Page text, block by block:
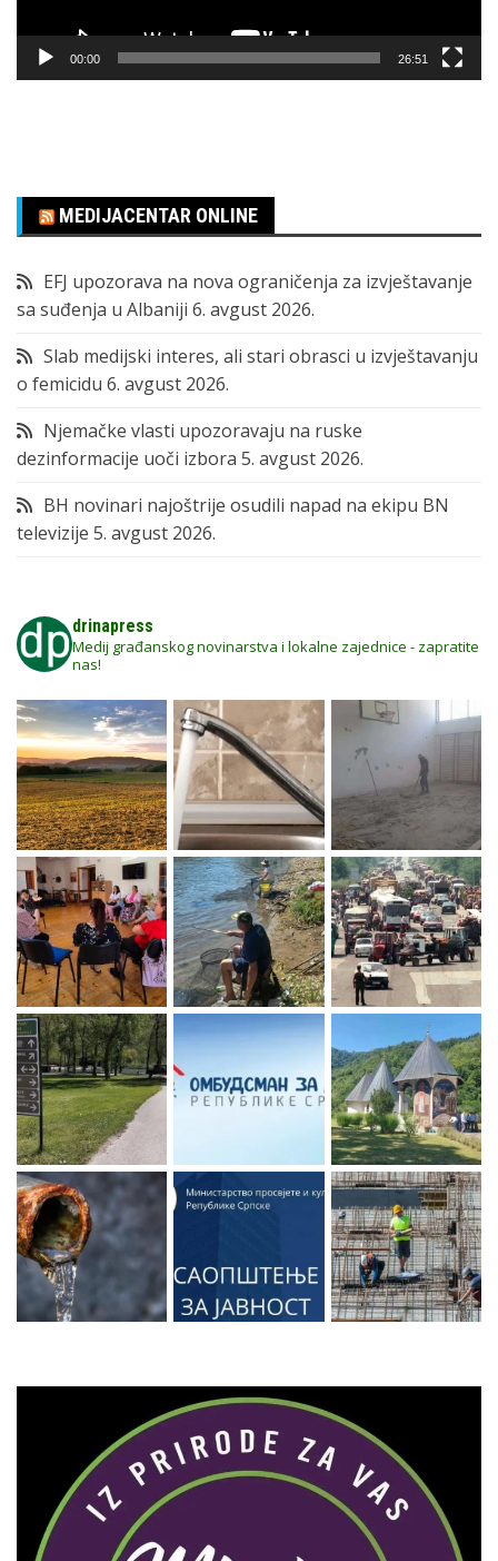
00:00 26:51
MEDIJACENTAR ONLINE
EFJ upozorava na nova ograničenja za izvještavanje
sa suđenja u Albaniji 6. avgust 2026.
Slab medijski interes, ali stari obrasci u izvještavanju
o femicidu 6. avgust 2026.
Njemačke vlasti upozoravaju na ruske
dezinformacije uoči izbora 5. avgust 2026.
BH novinari najoštrije osudili napad na ekipu BN
televizije 5. avgust 2026.
drinapress
Medij građanskog novinarstva i lokalne zajednice - zapratite
nas!